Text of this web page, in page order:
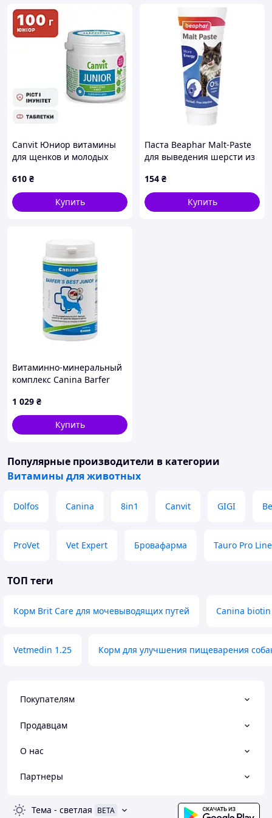
Canvit Юниор витамины
для щенков и молодых
610 ₴
Купить
Паста Beaphar Malt-Paste
для выведения шерсти из
154 ₴
Купить
Витаминно-минеральный
комплекс Canina Barfer
натуральном кормлении
350 г (128501 AD)
1 029 ₴
Купить
Популярные производители в категории
Витамины для животных
Dolfos Canina 8in1 Canvit GIGI
ProVet Vet Expert Бровафарма Tauro Pro Line
ТОП теги
Корм Brit Care для мочевыводящих путей Canina
Vetmedin 1.25 Корм для улучшения пищеварения
Покупателям
Продавцам
О нас
Партнеры
Тема - светлая BETA